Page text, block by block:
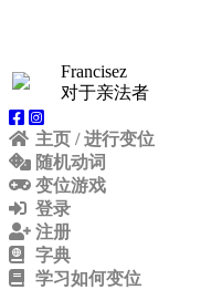
Francisez
对于亲法者
主页 / 进行变位
随机动词
变位游戏
登录
注册
字典
学习如何变位